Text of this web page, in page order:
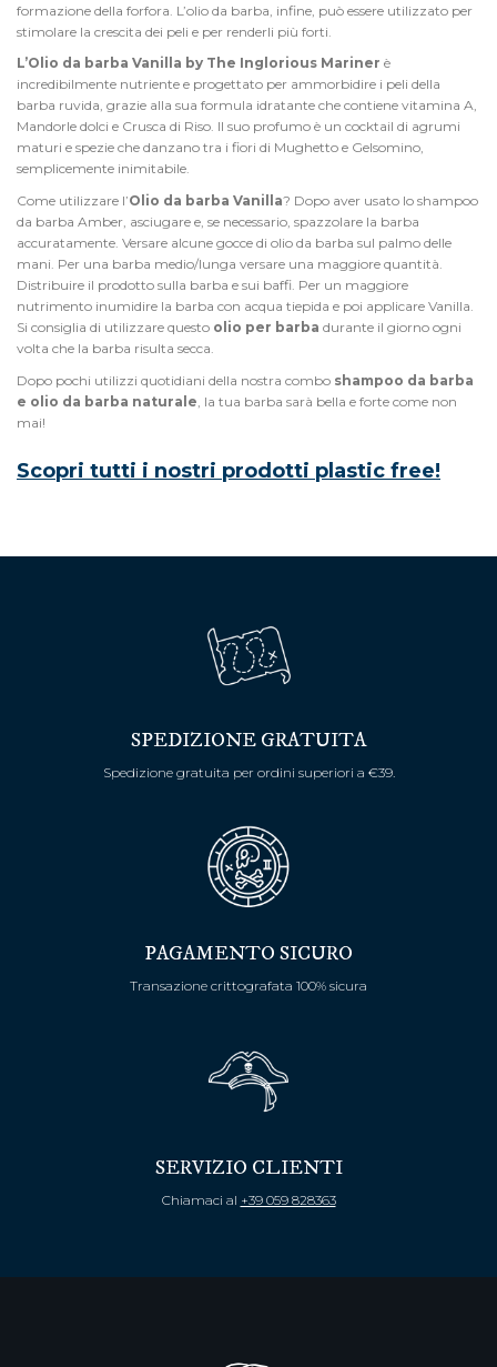
formazione della forfora. L’olio da barba, infine, può essere utilizzato per
stimolare la crescita dei peli e per renderli più forti.
L’Olio da barba Vanilla by The Inglorious Mariner è
incredibilmente nutriente e progettato per ammorbidire i peli della
barba ruvida, grazie alla sua formula idratante che contiene vitamina A,
Mandorle dolci e Crusca di Riso. Il suo profumo è un cocktail di agrumi
maturi e spezie che danzano tra i fiori di Mughetto e Gelsomino,
semplicemente inimitabile.
Come utilizzare l’Olio da barba Vanilla? Dopo aver usato lo shampoo
da barba Amber, asciugare e, se necessario, spazzolare la barba
accuratamente. Versare alcune gocce di olio da barba sul palmo delle
mani. Per una barba medio/lunga versare una maggiore quantità.
Distribuire il prodotto sulla barba e sui baffi. Per un maggiore
nutrimento inumidire la barba con acqua tiepida e poi applicare Vanilla.
Si consiglia di utilizzare questo olio per barba durante il giorno ogni
volta che la barba risulta secca.
Dopo pochi utilizzi quotidiani della nostra combo shampoo da barba
e olio da barba naturale , la tua barba sarà bella e forte come non
mai!
Scopri tutti i nostri prodotti plastic free!
SPEDIZIONE GRATUITA
Spedizione gratuita per ordini superiori a €39.
PAGAMENTO SICURO
Transazione crittografata 100% sicura
SERVIZIO CLIENTI
Chiamaci al +39 059 828363